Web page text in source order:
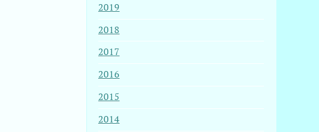
2019
2018
2017
2016
2015
2014